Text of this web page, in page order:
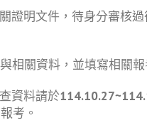
證明文件，待身分審核
相關資料，並填寫相關報
資料請於
考。